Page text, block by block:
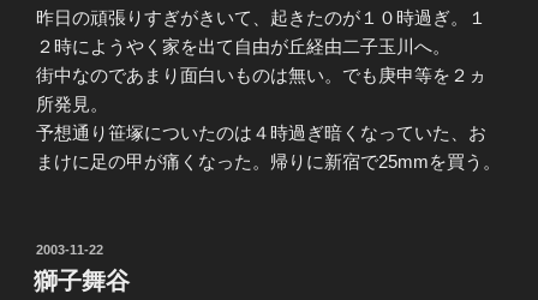
昨日の頑張りすぎがきいて、起きたのが１０時過ぎ。１
２時にようやく家を出て自由が丘経由二子玉川へ。
街中なのであまり面白いものは無い。でも庚申等を２ヵ
所発見。
予想通り笹塚についたのは４時過ぎ暗くなっていた、お
まけに足の甲が痛くなった。帰りに新宿で25mmを買う。
投
稿
日:
2003-11-22
獅子舞谷